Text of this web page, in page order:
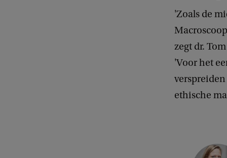
n
'Zoals de
zegt dr.
'Voor het
ethische
C